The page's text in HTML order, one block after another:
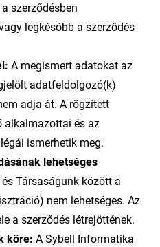
a szerződésben
legkésőbb a szerződés
A megismert adatokat az
adatfeldolgozó(k)
adja át. A rögzített
alkalmazottai és az
ismerhetik meg.
lehetséges
Társaságunk között a
nem lehetséges. Az
a szerződés létrejöttének.
köre: A Sybell Informatika